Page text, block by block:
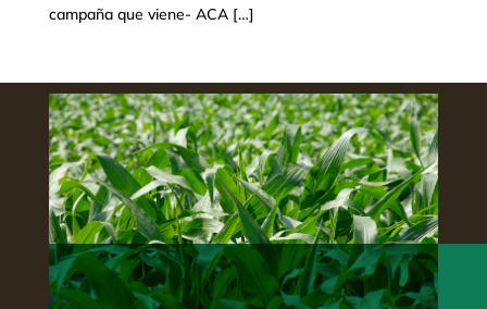
campaña que viene- ACA […]